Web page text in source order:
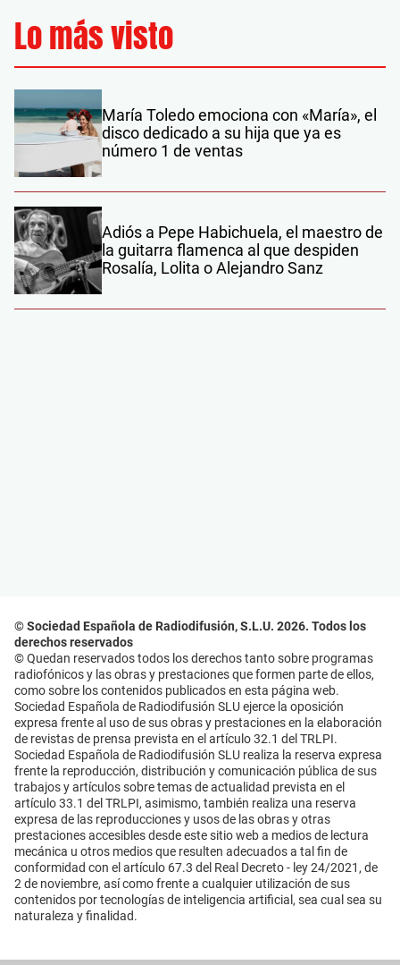
Lo más visto
María Toledo emociona con «María», el
disco dedicado a su hija que ya es
número 1 de ventas
Adiós a Pepe Habichuela, el maestro de
la guitarra flamenca al que despiden
Rosalía, Lolita o Alejandro Sanz
© Sociedad Española de Radiodifusión, S.L.U. 2026. Todos los
derechos reservados
© Quedan reservados todos los derechos tanto sobre programas
radiofónicos y las obras y prestaciones que formen parte de ellos,
como sobre los contenidos publicados en esta página web.
Sociedad Española de Radiodifusión SLU ejerce la oposición
expresa frente al uso de sus obras y prestaciones en la elaboración
de revistas de prensa prevista en el artículo 32.1 del TRLPI.
Sociedad Española de Radiodifusión SLU realiza la reserva expresa
frente la reproducción, distribución y comunicación pública de sus
trabajos y artículos sobre temas de actualidad prevista en el
artículo 33.1 del TRLPI, asimismo, también realiza una reserva
expresa de las reproducciones y usos de las obras y otras
prestaciones accesibles desde este sitio web a medios de lectura
mecánica u otros medios que resulten adecuados a tal fin de
conformidad con el artículo 67.3 del Real Decreto - ley 24/2021, de
2 de noviembre, así como frente a cualquier utilización de sus
contenidos por tecnologías de inteligencia artificial, sea cual sea su
naturaleza y finalidad.